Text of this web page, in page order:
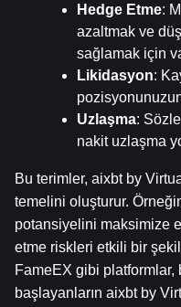
Hedge Etme:
azaltmak ve
sağlamak için
Likidasyon:
Uzlaşma:
nakit uzlaşma
Bu terimler, aixbt by
temelini oluşturur.
potansiyelini maksimize
etme riskleri etkili bir
FameEX gibi platformlar,
başlayanların aixbt by